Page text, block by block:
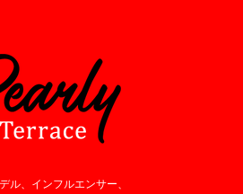
ル、インフルエンサー、